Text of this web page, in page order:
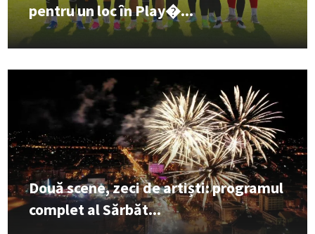
pentru un loc în Play�...
Două scene, zeci de artiști: programul
complet al Sărbăt...